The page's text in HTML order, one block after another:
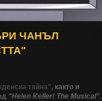
ЧАНЪЛ
тайна", както и
"Helen Keller! The Musical".